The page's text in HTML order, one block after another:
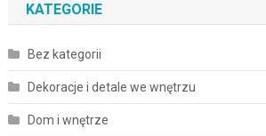
KATEGORIE
Bez kategorii
Dekoracje i detale we wnętrzu
Dom i wnętrze